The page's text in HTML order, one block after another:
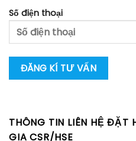
Số điện thoại
THÔNG TIN LIÊN HỆ ĐẶT
GIA CSR/HSE